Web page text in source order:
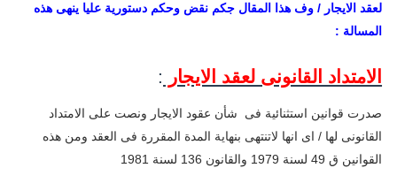
لعقد الايجار / وف هذا المقال جكم نقض وحكم دستورية عليا ينهى هذه
المسالة :
الامتداد القانونى لعقد الايجار :
صدرت قوانين استثنائية فى شأن عقود الايجار ونصت على الامتداد
القانونى لها / اى انها لاتنتهى بنهاية المدة المقررة فى العقد ومن هذه
القوانين ق 49 لسنة 1979 والقانون 136 لسنة 1981